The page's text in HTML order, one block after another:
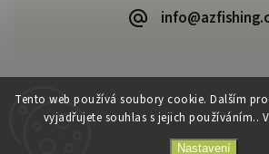
Tento web používá soubory cookie. Dalším
vyjadřujete souhlas s jejich používáním..
Nastavení
Copyright 2026AzFishing.cz.
VytvořilShoptet| Design